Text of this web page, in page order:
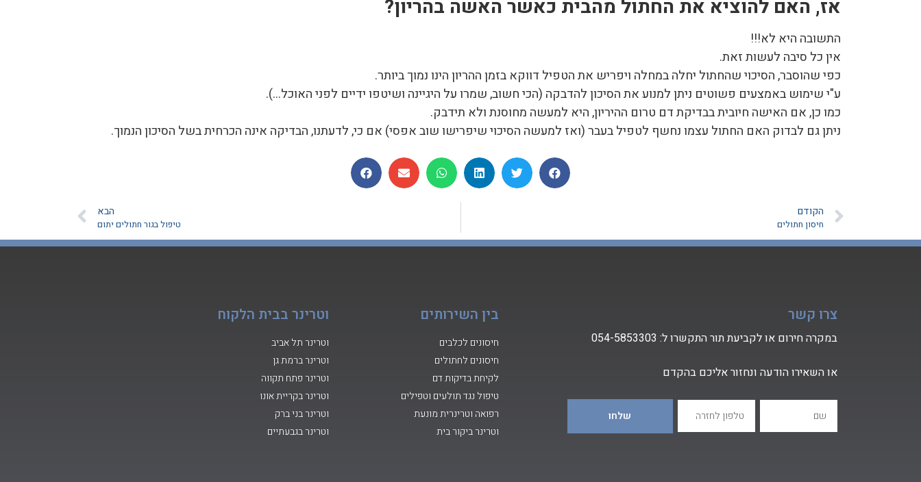
אז, האם להוציא את החתול מהבית כאשר האשה בהריון?
התשובה היא לא!!!
אין כל סיבה לעשות זאת.
כפי שהוסבר, הסיכוי שהחתול יחלה במחלה ויפריש את הטפיל דווקא בזמן ההריון הינו נמוך ביותר.
ע"י שימוש באמצעים פשוטים ניתן למנוע את הסיכון להדבקה (הכי חשוב, שמרו על היגיינה ושיטפו ידיים לפני האוכל…).
כמו כן, אם האישה חיובית בבדיקת דם טרום ההיריון, היא למעשה מחוסנת ולא תידבק.
ניתן גם לבדוק האם החתול עצמו נחשף לטפיל בעבר (ואז למעשה הסיכוי שיפרישו שוב אפסי) אם כי, לדעתנו, הבדיקה אינה הכרחית בשל הסיכון הנמוך.
הקודם
חיסון חתולים
הבא
טיפול בגור חתולים יתום
צרו קשר
במקרה חירום או לקביעת תור התקשרו ל: 054-5853303
או השאירו הודעה ונחזור אליכם בהקדם
שלחו
בין השירותים
חיסונים לכלבים
חיסונים לחתולים
לקיחת בדיקות דם
טיפול נגד תולעים וטפילים
רפואה וטרינרית מונעת
וטרינר ביקור בית
וטרינר בבית הלקוח
וטרינר תל אביב
וטרינר ברמת גן
וטרינר פתח תקווה
וטרינר בקריית אונו
וטרינר בני ברק
וטרינר בגבעתיים